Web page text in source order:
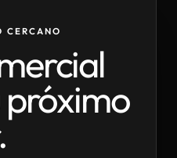
CERCANO